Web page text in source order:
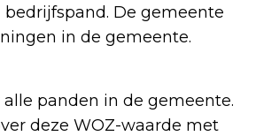
De gemeente
in de gemeente.
panden in de gemeente.
deze WOZ-waarde met